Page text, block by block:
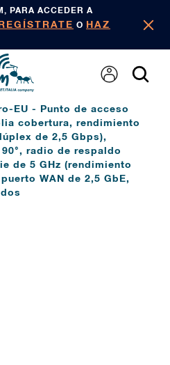
PARA ACCEDER A
O HAZ
EU - Punto de acceso
cobertura, rendimiento
de 2,5 Gbps),
radio de respaldo
de 5 GHz (rendimiento
WAN de 2,5 GbE,